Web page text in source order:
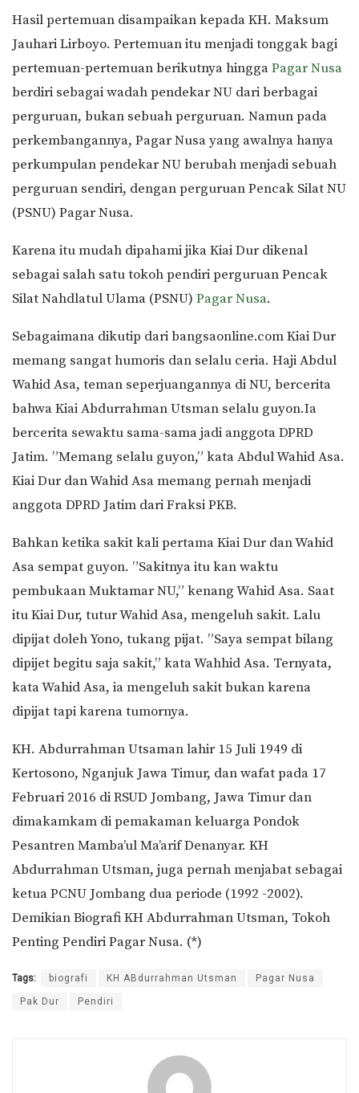
Hasil pertemuan disampaikan kepada KH. Maksum
Jauhari Lirboyo. Pertemuan itu menjadi tonggak bagi
pertemuan-pertemuan berikutnya hinggaPagar Nusa
berdiri sebagai wadah pendekar NU dari berbagai
perguruan, bukan sebuah perguruan. Namun pada
perkembangannya, Pagar Nusa yang awalnya hanya
perkumpulan pendekar NU berubah menjadi sebuah
perguruan sendiri, dengan perguruan Pencak Silat NU
(PSNU) Pagar Nusa.
Karena itu mudah dipahami jika Kiai Dur dikenal
sebagai salah satu tokoh pendiri perguruan Pencak
Silat Nahdlatul Ulama (PSNU) Pagar Nusa.
Sebagaimana dikutip dari bangsaonline.com Kiai Dur
memang sangat humoris dan selalu ceria. Haji Abdul
Wahid Asa, teman seperjuangannya di NU, bercerita
bahwa Kiai Abdurrahman Utsman selalu guyon.Ia
bercerita sewaktu sama-sama jadi anggota DPRD
Jatim. ”Memang selalu guyon,” kata Abdul Wahid Asa.
Kiai Dur dan Wahid Asa memang pernah menjadi
anggota DPRD Jatim dari Fraksi PKB.
Bahkan ketika sakit kali pertama Kiai Dur dan Wahid
Asa sempat guyon. ”Sakitnya itu kan waktu
pembukaan Muktamar NU,” kenang Wahid Asa. Saat
itu Kiai Dur, tutur Wahid Asa, mengeluh sakit. Lalu
dipijat doleh Yono, tukang pijat. ”Saya sempat bilang
dipijet begitu saja sakit,” kata Wahhid Asa. Ternyata,
kata Wahid Asa, ia mengeluh sakit bukan karena
dipijat tapi karena tumornya.
KH. Abdurrahman Utsaman lahir 15 Juli 1949 di
Kertosono, Nganjuk Jawa Timur, dan wafat pada 17
Februari 2016 di RSUD Jombang, Jawa Timur dan
dimakamkam di pemakaman keluarga Pondok
Pesantren Mamba’ul Ma’arif Denanyar. KH
Abdurrahman Utsman, juga pernah menjabat sebagai
ketua PCNU Jombang dua periode (1992 -2002).
Demikian Biografi KH Abdurrahman Utsman, Tokoh
Penting Pendiri Pagar Nusa. (*)
Tags: biografi KH ABdurrahman Utsman Pagar Nusa
Pak Dur Pendiri